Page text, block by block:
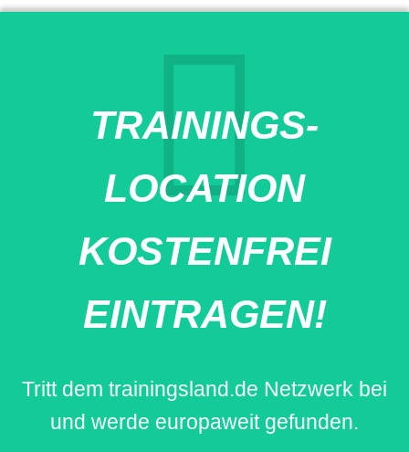
TRAININGS-
LOCATION
KOSTENFREI
EINTRAGEN!
Tritt dem trainingsland.de Netzwerk bei
und werde europaweit gefunden.